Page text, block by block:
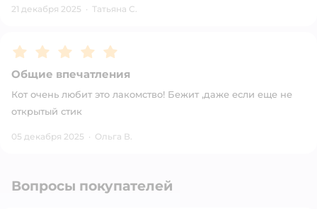
21 декабря 2025 · Татьяна С.
Рейтинг:5
Общие впечатления
Кот очень любит это лакомство! Бежит ,даже если еще не
открытый стик
05 декабря 2025 · Ольга В.
Вопросы покупателей